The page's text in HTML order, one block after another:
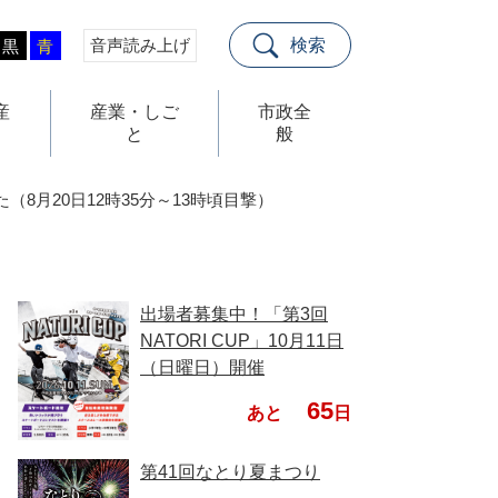
黒 青 音声読み上げ 検索
産業・しご
と
市政全
般
8月20日12時35分～13時頃目撃）
出場者募集中！「第3回
NATORI CUP」10月11日
（日曜日）開催
あと 65 日
第41回なとり夏まつり